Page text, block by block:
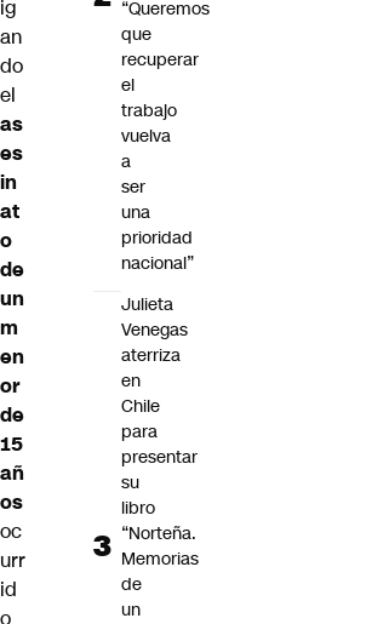
ig
an
do
el
as
es
in
at
o
de
un
m
en
or
de
15
añ
os
oc
urr
id
“Queremos
que
recuperar
el
trabajo
vuelva
a
ser
una
prioridad
nacional”
Julieta
Venegas
aterriza
en
Chile
para
presentar
su
libro
“Norteña.
Memorias
de
un